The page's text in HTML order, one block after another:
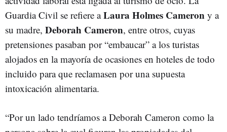
Guardia Civil se refiere aLaura Holmes Cameron y a
su madre, Deborah Cameron, entre otros, cuyas
pretensiones pasaban por “embaucar” a los turistas
alojados en la mayoría de ocasiones en hoteles de todo
incluido para que reclamasen por una supuesta
intoxicación alimentaria.
“Por un lado tendríamos a Deborah Cameron como la